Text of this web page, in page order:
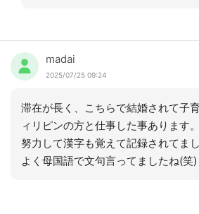
madai
2025/07/25 09:24
滞在が長く、こちらで結婚されて子
ィリピンの方と仕事した事あります。
努力して漢字も覚えて記録されて
よく母国語で文句言ってましたね(笑)